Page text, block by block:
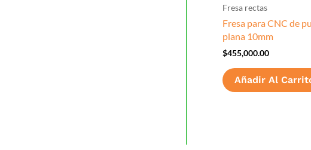
Fresa rectas
Fresa para CNC de
plana 10mm
$455,000.00
Añadir Al